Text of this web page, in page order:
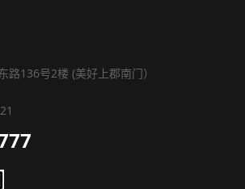
路136号2楼 (美好上郡南门）